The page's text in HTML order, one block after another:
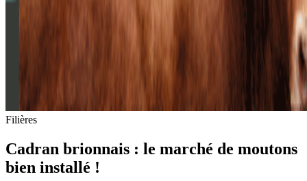
Filières
Cadran brionnais : le marché de moutons
bien installé !